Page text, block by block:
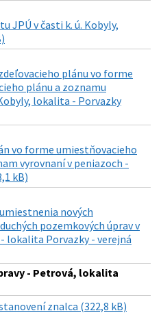
JPÚ v časti k. ú. Kobyly,
plánu vo forme
plánu a zoznamu
lokalita - Porvazky
vo forme umiestňovacieho
vyrovnaní v peniazoch -
kB)
nových
pozemkových úprav v
lokalita Porvazky - verejná
- Petrová, lokalita
znalca (322,8 kB)